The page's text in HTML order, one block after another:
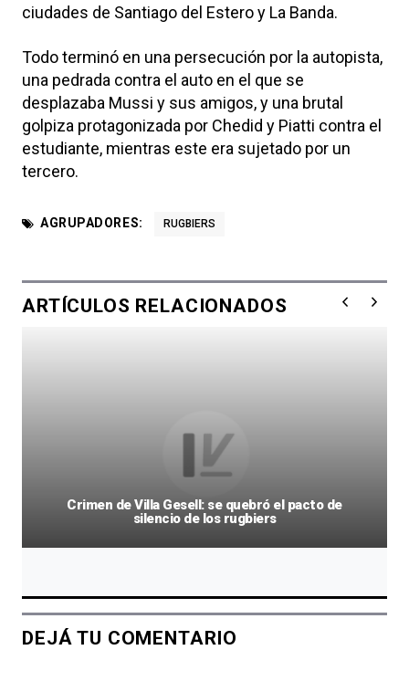
ciudades de Santiago del Estero y La Banda.
Todo terminó en una persecución por la autopista,
una pedrada contra el auto en el que se
desplazaba Mussi y sus amigos, y una brutal
golpiza protagonizada por Chedid y Piatti contra el
estudiante, mientras este era sujetado por un
tercero.
AGRUPADORES: RUGBIERS
ARTÍCULOS RELACIONADOS
Crimen de Villa Gesell: se quebró el pacto de
silencio de los rugbiers
DEJÁ TU COMENTARIO